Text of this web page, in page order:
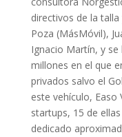
directivos de la
Poza (MásMóvil),
Ignacio Martín, y
millones en el que
privados salvo el
este vehículo, Easo
startups, 15 de
dedicado